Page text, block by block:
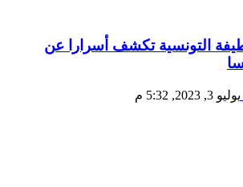
التونسية تكشف أسرارا عن
يوليو 3, 2023, 5:32 م